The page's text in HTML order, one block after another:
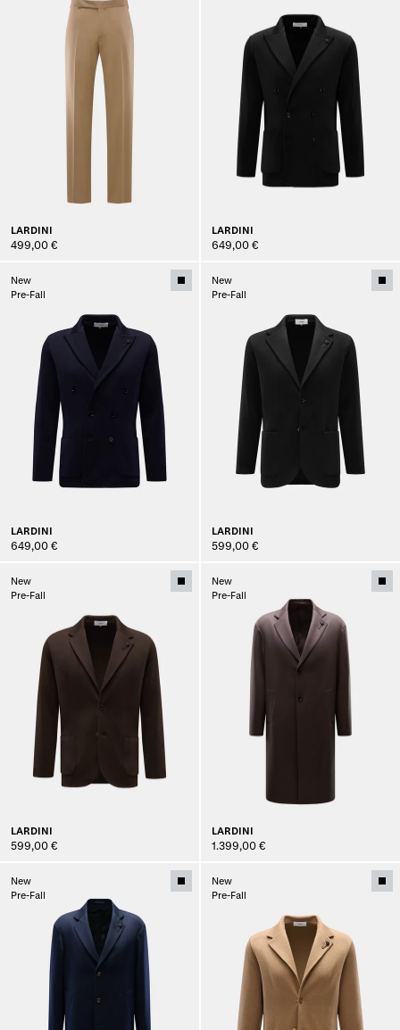
LARDINI
499,00 €
LARDINI
649,00 €
New
Pre-Fall
LARDINI
649,00 €
New
Pre-Fall
LARDINI
599,00 €
New
Pre-Fall
LARDINI
599,00 €
New
Pre-Fall
LARDINI
1.399,00 €
New
Pre-Fall
New
Pre-Fall